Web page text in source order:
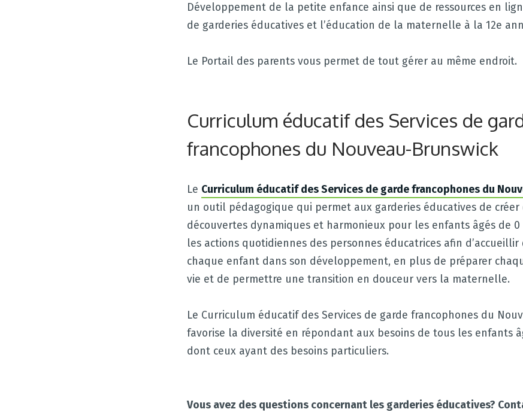
Développement de la petite enfance ainsi que de ressources en
de garderies éducatives et l’éducation de la maternelle à la 12e
Le Portail des parents vous permet de tout gérer au même endroit.
Curriculum éducatif des Services de
francophones du Nouveau-Brunswick
Le Curriculum éducatif des Services de garde francophones du
un outil pédagogique qui permet aux garderies éducatives de créer
découvertes dynamiques et harmonieux pour les enfants âgés de
les actions quotidiennes des personnes éducatrices afin d’accueillir
chaque enfant dans son développement, en plus de préparer
vie et de permettre une transition en douceur vers la maternelle.
Le Curriculum éducatif des Services de garde francophones du
favorise la diversité en répondant aux besoins de tous les enfants
dont ceux ayant des besoins particuliers.
Vous avez des questions concernant les garderies éducatives?